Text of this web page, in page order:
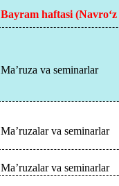
Bayramhaftasi(Navro‘z
Ma’ruza va seminarlar
Ma’ruzalar va seminarlar
Ma’ruzalar va seminarlar